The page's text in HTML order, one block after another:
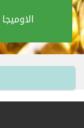
الاوميجا 3 وعلاقته بعلاج سرطان القولون‎